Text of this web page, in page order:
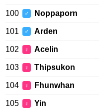
100 ♂ Noppaporn
101 ♂ Arden
102 ♀ Acelin
103 ♀ Thipsukon
104 ♀ Fhunwhan
105 ♀ Yin